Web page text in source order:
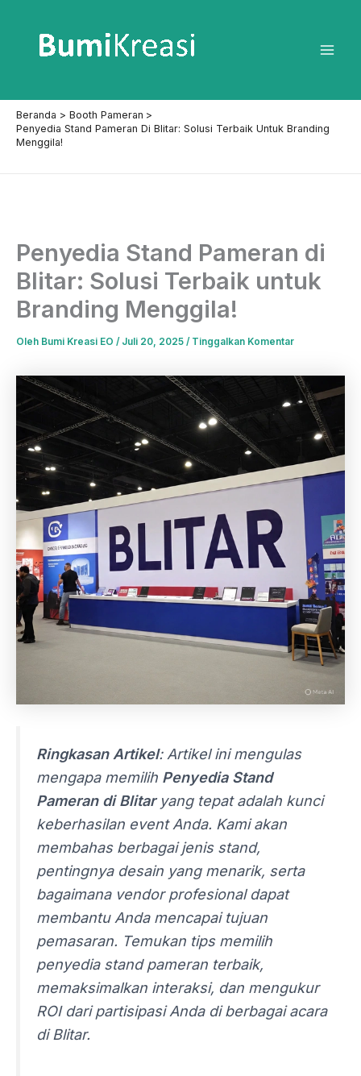
konten
Beranda
Booth Pameran
Penyedia Stand Pameran Di Blitar: Solusi Terbaik Untuk Branding
Menggila!
Penyedia Stand Pameran di
Blitar: Solusi Terbaik untuk
Branding Menggila!
Oleh Bumi Kreasi EO / Juli 20, 2025 / Tinggalkan Komentar
Ringkasan Artikel: Artikel ini mengulas
mengapa memilih Penyedia Stand
Pameran di Blitaryang tepat adalah kunci
keberhasilan eventAnda. Kami akan
membahas berbagai jenis stand,
pentingnya desain yang menarik, serta
bagaimana vendorprofesional dapat
membantu Anda mencapai tujuan
pemasaran. Temukan tips memilih
penyedia stand pameran terbaik,
memaksimalkan interaksi, dan mengukur
ROI dari partisipasi Anda di berbagai acara
di Blitar.